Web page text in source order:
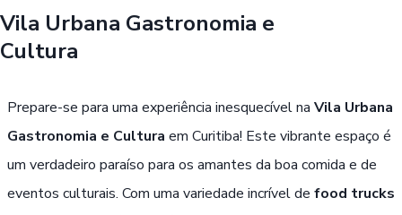
Vila Urbana Gastronomia e
Cultura
Prepare-se para uma experiência inesquecível na Vila Urbana
Gastronomia e Cultura em Curitiba! Este vibrante espaço é
um verdadeiro paraíso para os amantes da boa comida e de
eventos culturais. Com uma variedade incrível de food trucks